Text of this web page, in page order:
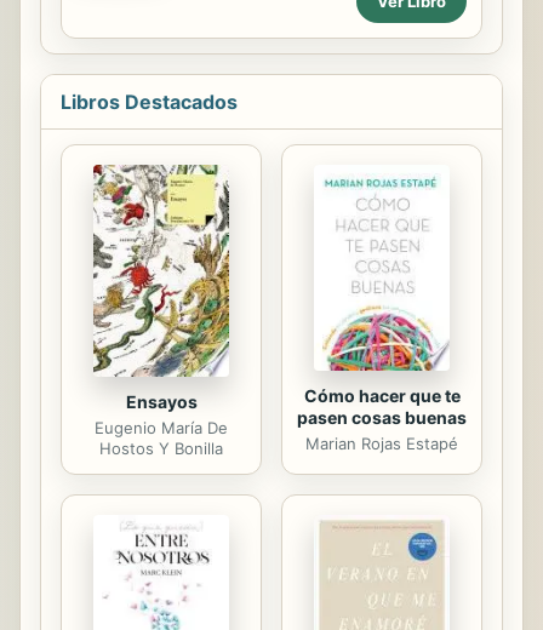
normal como cualquier otro pero
capaz de desplegar una violencia
sorda e implacable, se asienta en
(Miguel Primero, Miguel Segundo y
Miguel Tercero), tres generaciones
llamadas a no entenderse entre sí y
sumidas en una lucha soterrada que
podría culminar en tragedia. A
medida que los miembros de la
familia y los más allegados toman la
palabra para narrar "su verdad", va
construyéndose un ...
Libros Destacados
Ensayos
Eugenio María De
Hostos Y Bonilla
Cómo hacer que te
pasen cosas buenas
Marian Rojas Estapé